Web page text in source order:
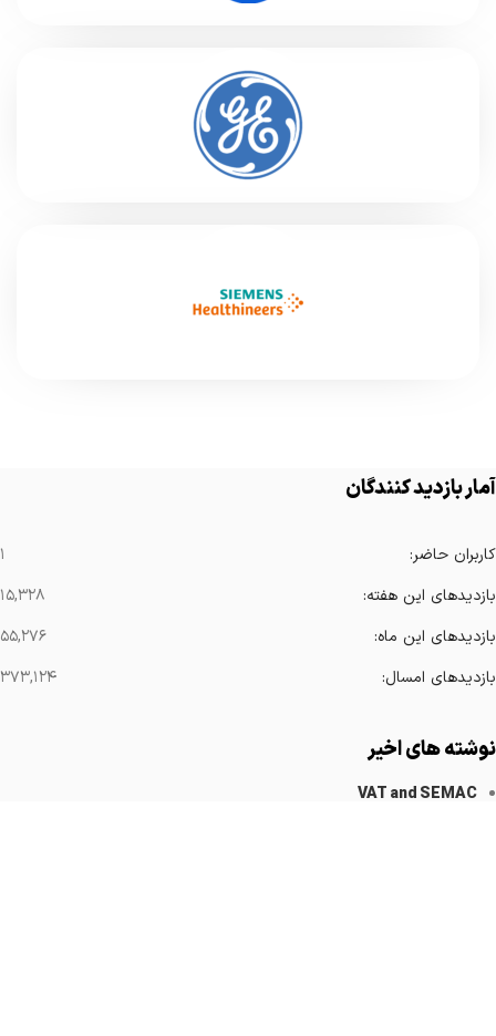
آمار بازدید کنندگان
کاربران حاضر:
۱
بازدیدهای این هفته:
۱۵,۳۲۸
بازدیدهای این ماه:
۵۵,۲۷۶
بازدیدهای امسال:
۳۷۳,۱۲۴
نوشته های اخیر
VAT and SEMAC